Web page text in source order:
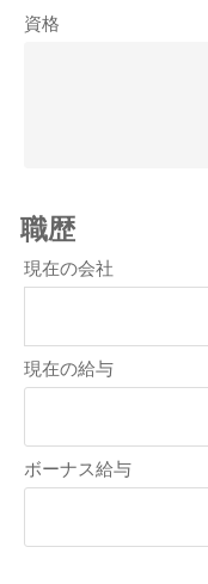
資格
職歴
現在の会社
現在の給与
ボーナス給与